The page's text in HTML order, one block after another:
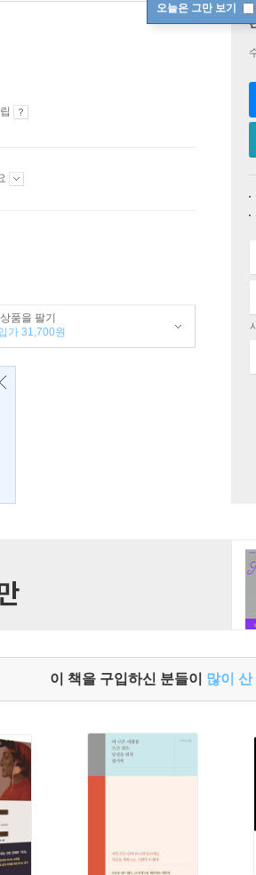
오늘은 그만 보기
품을 팔기
가 31,700원
이 책을 구입하신 분들이 많이 산